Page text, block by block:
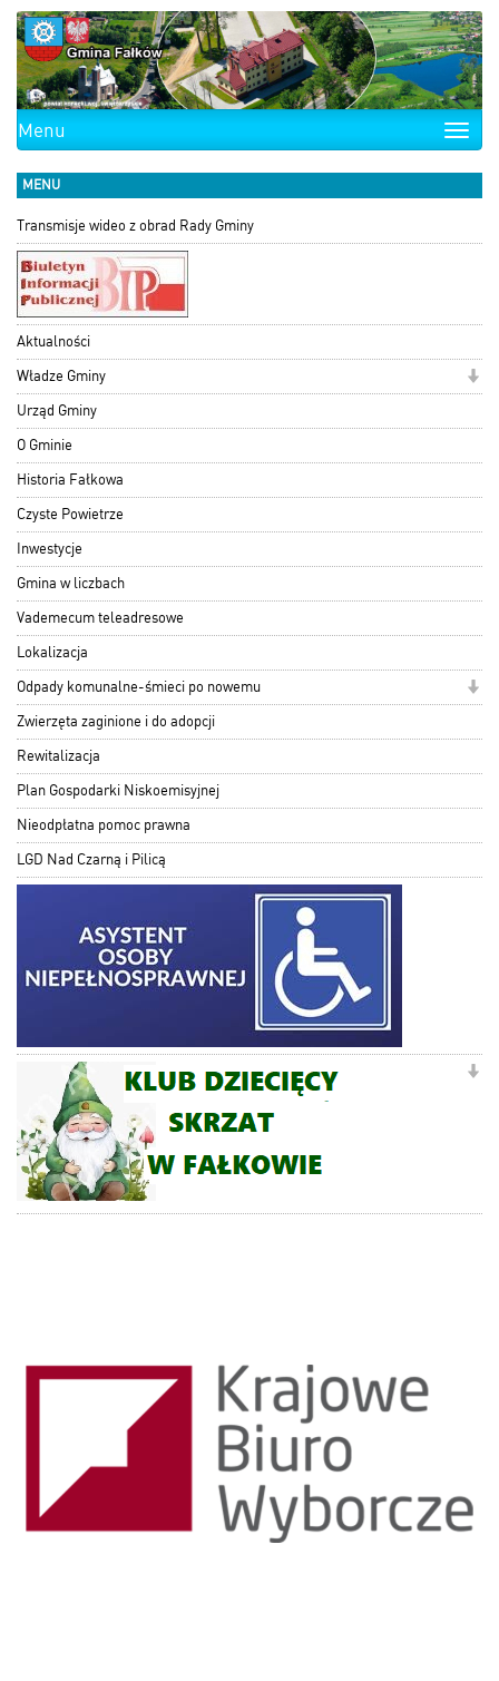
Toggle
Menu
MENU
Transmisje wideo z obrad Rady Gminy
Aktualności
Władze Gminy
Urząd Gminy
O Gminie
Historia Fałkowa
Czyste Powietrze
Inwestycje
Gmina w liczbach
Vademecum teleadresowe
Lokalizacja
Odpady komunalne-śmieci po nowemu
Zwierzęta zaginione i do adopcji
Rewitalizacja
Plan Gospodarki Niskoemisyjnej
Nieodpłatna pomoc prawna
LGD Nad Czarną i Pilicą